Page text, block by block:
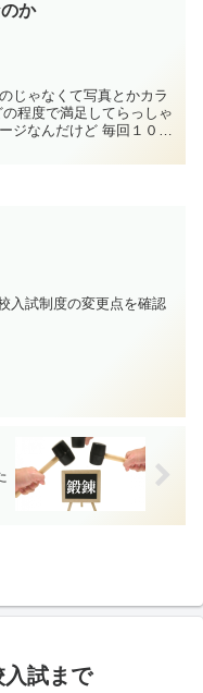
か
じゃなくて写真とかカラ
程度で満足してらっしゃ
ジなんだけど 毎回１００
入試制度の変更点を確認
試まで